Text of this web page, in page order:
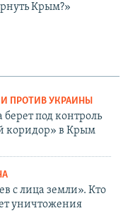
Крым?»
ПРОТИВ УКРАИНЫ
под контроль
коридор» в Крым
с лица земли». Кто
уничтожения